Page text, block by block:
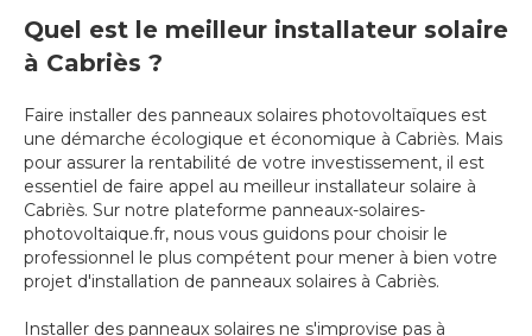
Quel est le meilleur installateur solaire
à Cabriès ?
Faire installer des panneaux solaires photovoltaïques est
une démarche écologique et économique à Cabriès. Mais
pour assurer la rentabilité de votre investissement, il est
essentiel de faire appel au meilleur installateur solaire à
Cabriès. Sur notre plateforme panneaux-solaires-
photovoltaique.fr, nous vous guidons pour choisir le
professionnel le plus compétent pour mener à bien votre
projet d'installation de panneaux solaires à Cabriès.
Installer des panneaux solaires ne s'improvise pas à